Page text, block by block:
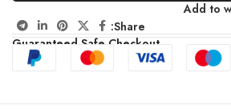
Add to
Share:
Guaranteed Safe Checkout